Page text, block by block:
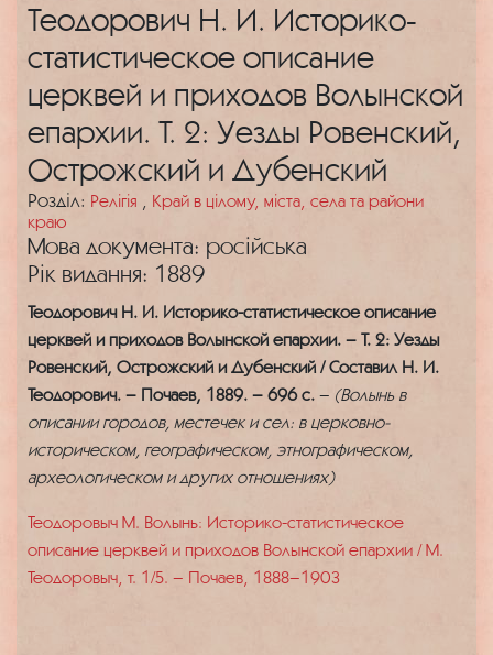
Теодорович Н. И. Историко-
статистическое описание
церквей и приходов Волынской
епархии. Т. 2: Уезды Ровенский,
Острожский и Дубенский
Розділ: Релігія
Край в цілому, міста, села та райони
краю
Мова документа: російська
Рік видання: 1889
Теодорович Н. И. Историко-статистическое описание
церквей и приходов Волынской епархии. – Т. 2: Уезды
Ровенский, Острожский и Дубенский / Составил Н. И.
Теодорович. – Почаев, 1889. – 696 с. – (Волынь в
описании городов, местечек и сел: в церковно-
историческом, географическом, этнографическом,
археологическом и других отношениях)
Теодоровыч М. Волынь: Историко-статистическое
описание церквей и приходов Волынской епархии / М.
Теодоровыч, т. 1/5. – Почаев, 1888–1903